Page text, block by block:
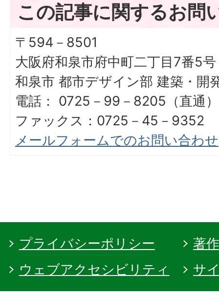
この記事に関するお問
〒594－8501
大阪府和泉市府中町二丁目7番5号
和泉市 都市デザイン部 建築・開
電話： 0725－99－8205（直通）
ファックス：0725－45－9352
メールフォームでのお問い合わせ
プライバシーポリシー
著
ウェブアクセシビリティ
サ